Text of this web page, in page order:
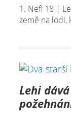
1. Nefi 18 |
země na lodi,
Lehi